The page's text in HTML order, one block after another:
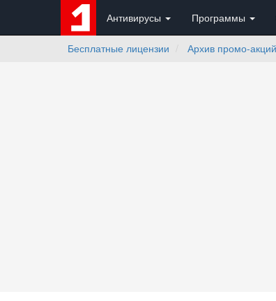
Антивирусы Программы
Бесплатные лицензии Архив промо-акций